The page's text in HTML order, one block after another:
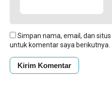
Simpan nama, email, dan
untuk komentar saya berikutnya.